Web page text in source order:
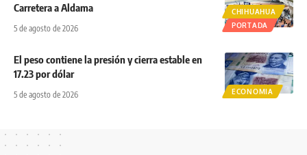
CHIHUAHUA
PORTADA
Carretera a Aldama
5 de agosto de 2026
ECONOMIA
El peso contiene la presión y cierra estable en
17.23 por dólar
5 de agosto de 2026